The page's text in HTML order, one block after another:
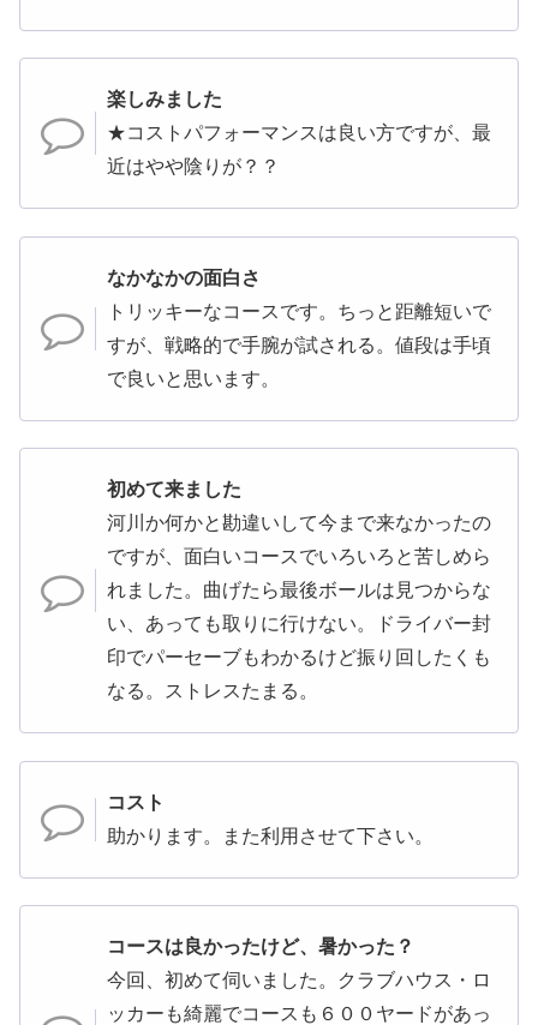
楽しみました
★コストパフォーマンスは良い方ですが、最
近はやや陰りが？？
なかなかの面白さ
トリッキーなコースです。ちっと距離短いで
すが、戦略的で手腕が試される。値段は手頃
で良いと思います。
初めて来ました
河川か何かと勘違いして今まで来なかったの
ですが、面白いコースでいろいろと苦しめら
れました。曲げたら最後ボールは見つからな
い、あっても取りに行けない。ドライバー封
印でパーセーブもわかるけど振り回したくも
なる。ストレスたまる。
コスト
助かります。また利用させて下さい。
コースは良かったけど、暑かった？
今回、初めて伺いました。クラブハウス・ロ
ッカーも綺麗でコースも６００ヤードがあっ